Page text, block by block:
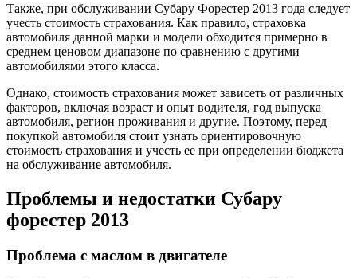
Также, при обслуживании Субару Форестер 2013 года следует
учесть стоимость страхования. Как правило, страховка
автомобиля данной марки и модели обходится примерно в
среднем ценовом диапазоне по сравнению с другими
автомобилями этого класса.
Однако, стоимость страхования может зависеть от различных
факторов, включая возраст и опыт водителя, год выпуска
автомобиля, регион проживания и другие. Поэтому, перед
покупкой автомобиля стоит узнать ориентировочную
стоимость страхования и учесть ее при определении бюджета
на обслуживание автомобиля.
Проблемы и недостатки Субару
форестер 2013
Проблема с маслом в двигателе